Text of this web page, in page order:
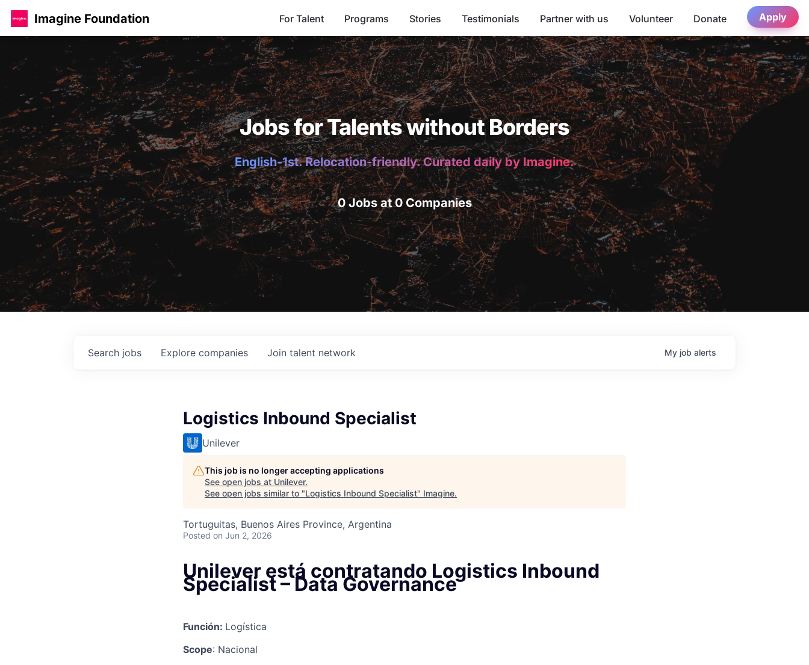
Imagine Foundation For Talent Programs Stories Testimonials Partner with us Volunteer Donate Apply
Jobs for Talents without Borders
English-1st. Relocation-friendly. Curated daily by Imagine.
0 Jobs at 0 Companies
Search jobs Explore companies Join talent network My job alerts
Logistics Inbound Specialist
Unilever
This job is no longer accepting applications
See open jobs at Unilever.
See open jobs similar to "Logistics Inbound Specialist" Imagine.
Tortuguitas, Buenos Aires Province, Argentina
Posted on Jun 2, 2026
Unilever está contratando Logistics Inbound
Specialist – Data Governance
Función: Logística
Scope: Nacional